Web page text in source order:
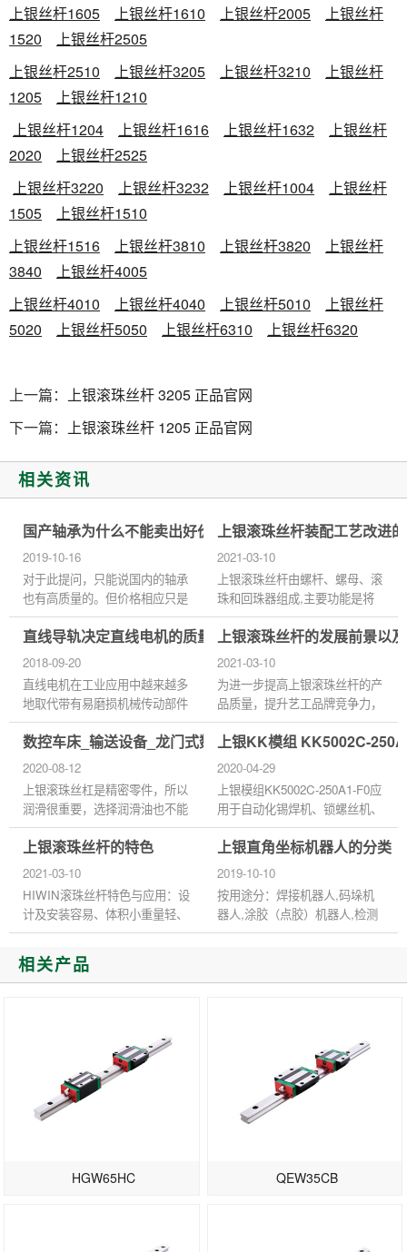
上银丝杆1605 上银丝杆1610 上银丝杆2005
上银丝杆
1520
上银丝杆2505
上银丝杆2510
上银丝杆3205 上银丝杆3210
上银丝杆
1205
上银丝杆1210
上银丝杆1204
上银丝杆1616 上银丝杆1632
上银丝杆
2020
上银丝杆2525
上银丝杆3220
上银丝杆3232 上银丝杆1004
上银丝杆
1505
上银丝杆1510
上银丝杆1516
上银丝杆3810 上银丝杆3820
上银丝杆
3840
上银丝杆4005
上银丝杆4010
上银丝杆4040 上银丝杆5010
上银丝杆
5020
上银丝杆5050 上银丝杆6310 上银丝杆6320
上一篇：
上银滚珠丝杆 3205 正品官网
下一篇：
上银滚珠丝杆 1205 正品官网
相关资讯
国产轴承为什么不能卖出好价钱？
2019-10-16
对于此提问，只能说国内的轴承
也有高质量的。但价格相应只是
进口轴承的三分之一，这相对于
国产普通轴承而言也要高出近
三、四倍价格。而商家及使用...
上银滚珠丝杆装配工艺改进
2021-03-10
上银滚珠丝杆由螺杆、螺母、滚
珠和回珠器组成,主要功能是将
旋转运动转换成直线运动。在精
密设备尤其是数控设备上广泛使
用,由控制系统发出的脉冲信...
直线导轨决定直线电机的质量
2018-09-20
直线电机在工业应用中越来越多
地取代带有易磨损机械传动部件
的驱动装置。它们可以提供很高
的速度和加速度、很好的调节精
度并精确的定位。直线电...
上银滚珠丝杆的发展前景以
2021-03-10
为进一步提高上银滚珠丝杆的产
品质量，提升艺工品牌竞争力，
引导企业员工增强质量意识，树
立正确的质量观，形成人人关注
质量、人人重视质量、人人...
数控车床_输送设备_龙门式数控钻床台湾HIWIN上银丝杆螺
2020-08-12
上银滚珠丝杠是精密零件，所以
润滑很重要，选择润滑油也不能
随便，不然会造成机械运行造成
负面的影响。 一般建议以轴承
润滑油为滚珠丝杠之润滑油，...
上银KK模组 KK5002C-
2020-04-29
上银模组KK5002C-250A1-F0应
用于自动化锡焊机、锁螺丝机、
切割机、自动喷漆机、料架零件
盒取放、小型堆栈、粘胶涂布
机、零附件取放搬运、CCD镜
上银滚珠丝杆的特色
2021-03-10
HIWIN滚珠丝杆特色与应用：设
计及安装容易、体积小重量轻、
高精度、高刚性、配备齐全、最
佳化设计、电子设备、侧量设备
1.设计及安装容易：由于上银...
上银直角坐标机器人的分类
2019-10-10
按用途分：焊接机器人,码垛机
器人,涂胶（点胶）机器人,检测
（监测）机器人,分拣（分类）
相关产品
HGW65HC QEW35CB